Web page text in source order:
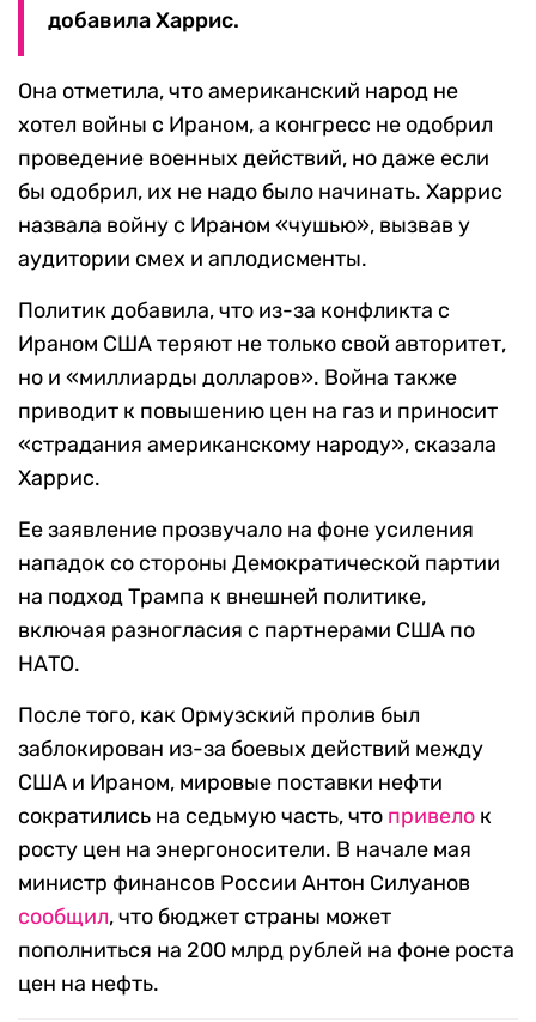
добавила Харрис.
Она отметила, что американский народ не
хотел войны с Ираном, а конгресс не одобрил
проведение военных действий, но даже если
бы одобрил, их не надо было начинать. Харрис
назвала войну с Ираном «чушью», вызвав у
аудитории смех и аплодисменты.
Политик добавила, что из-за конфликта с
Ираном США теряют не только свой авторитет,
но и «миллиарды долларов». Война также
приводит к повышению цен на газ и приносит
«страдания американскому народу», сказала
Харрис.
Ее заявление прозвучало на фоне усиления
нападок со стороны Демократической партии
на подход Трампа к внешней политике,
включая разногласия с партнерами США по
НАТО.
После того, как Ормузский пролив был
заблокирован из-за боевых действий между
США и Ираном, мировые поставки нефти
сократились на седьмую часть, что привело к
росту цен на энергоносители. В начале мая
министр финансов России Антон Силуанов
сообщил, что бюджет страны может
пополниться на 200 млрд рублей на фоне роста
цен на нефть.